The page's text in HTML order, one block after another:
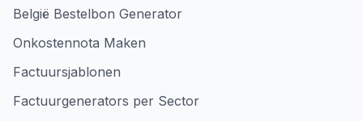
België Bestelbon Generator
Onkostennota Maken
Factuursjablonen
Factuurgenerators per Sector